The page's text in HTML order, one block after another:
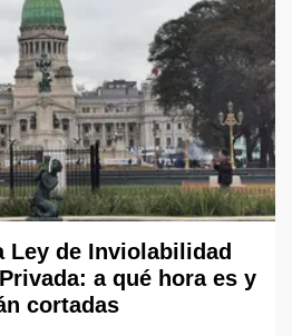
Ley de Inviolabilidad
a qué hora es y
cortadas